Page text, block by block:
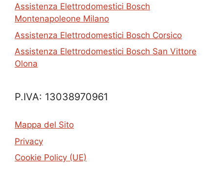
Assistenza Elettrodomestici Bosch
Montenapoleone Milano
Assistenza Elettrodomestici Bosch Corsico
Assistenza Elettrodomestici Bosch San Vittore
Olona
P.IVA: 13038970961
Mappa del Sito
Privacy
Cookie Policy (UE)